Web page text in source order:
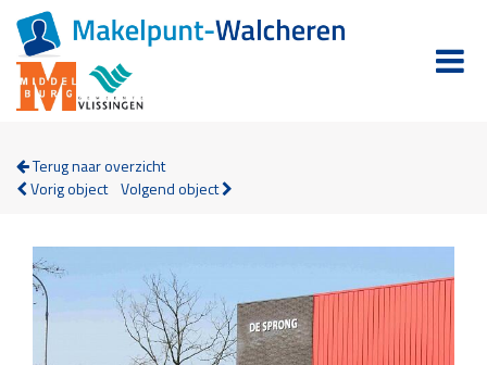
Terug naar overzicht
Vorig object Volgend object